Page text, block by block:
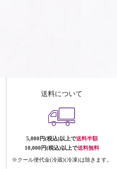
送料について
5,000円(税込)以上で送料半額
10,000円(税込)以上で送料無料
※クール便代金(冷蔵)(冷凍)は除きます。